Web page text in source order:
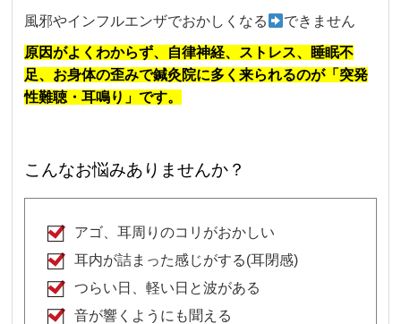
風邪やインフルエンザでおかしくなる できません
原因がよくわからず、自律神経、ストレス、睡眠不
足、お身体の歪みで鍼灸院に多く来られるのが「突発
性難聴・耳鳴り」です。
こんなお悩みありませんか？
アゴ、耳周りのコリがおかしい
耳内が詰まった感じがする(耳閉感)
つらい日、軽い日と波がある
音が響くようにも聞える